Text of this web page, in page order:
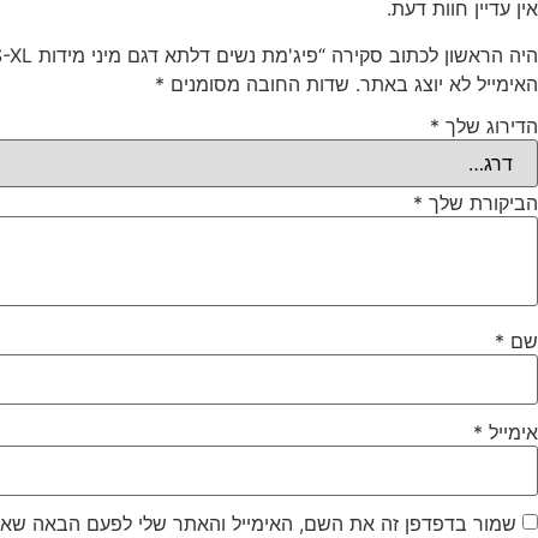
אין עדיין חוות דעת.
היה הראשון לכתוב סקירה “פיג'מת נשים דלתא דגם מיני מידות S-XL קולקציית אביב קיץ”
האימייל לא יוצג באתר. שדות החובה מסומנים *
הדירוג שלך *
הביקורת שלך *
שם *
אימייל *
שמור בדפדפן זה את השם, האימייל והאתר שלי לפעם הבאה